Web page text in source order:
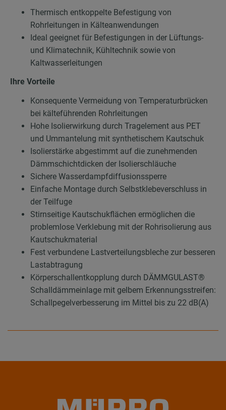
Thermisch entkoppelte Befestigung von
Rohrleitungen in Kälteanwendungen
Ideal geeignet für Befestigungen in der Lüftungs-
und Klimatechnik, Kühltechnik sowie von
Kaltwasserleitungen
Ihre Vorteile
Konsequente Vermeidung von Temperaturbrücken
bei kälteführenden Rohrleitungen
Hohe Isolierwirkung durch Tragelement aus PET
und Ummantelung mit synthetischem Kautschuk
Isolierstärke abgestimmt auf die zunehmenden
Dämmschichtdicken der Isolierschläuche
Sichere Wasserdampfdiffusionssperre
Einfache Montage durch Selbstklebeverschluss in
der Teilfuge
Stirnseitige Kautschukflächen ermöglichen die
problemlose Verklebung mit der Rohrisolierung aus
Kautschukmaterial
Fest verbundene Lastverteilungsbleche zur besseren
Lastabtragung
Körperschallentkopplung durch DÄMMGULAST®
Schalldämmeinlage mit gelbem Erkennungsstreifen:
Schallpegelverbesserung im Mittel bis zu 22 dB(A)